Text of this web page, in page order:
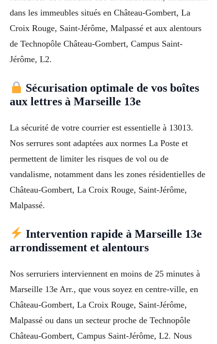
dans les immeubles situés en Château-Gombert, La
Croix Rouge, Saint-Jérôme, Malpassé et aux alentours
de Technopôle Château-Gombert, Campus Saint-
Jérôme, L2.
Sécurisation optimale de vos boîtes
aux lettres à Marseille 13e
La sécurité de votre courrier est essentielle à 13013.
Nos serrures sont adaptées aux normes La Poste et
permettent de limiter les risques de vol ou de
vandalisme, notamment dans les zones résidentielles de
Château-Gombert, La Croix Rouge, Saint-Jérôme,
Malpassé.
Intervention rapide à Marseille 13e
arrondissement et alentours
Nos serruriers interviennent en moins de 25 minutes à
Marseille 13e Arr., que vous soyez en centre-ville, en
Château-Gombert, La Croix Rouge, Saint-Jérôme,
Malpassé ou dans un secteur proche de Technopôle
Château-Gombert, Campus Saint-Jérôme, L2. Nous